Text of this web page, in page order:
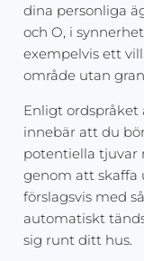
dina personliga
och O, i
exempelvis ett
område utan
Enligt
innebär att du
potentiella tjuvar
genom att skaffa
förslagsvis med
automatiskt
sig runt ditt hus.